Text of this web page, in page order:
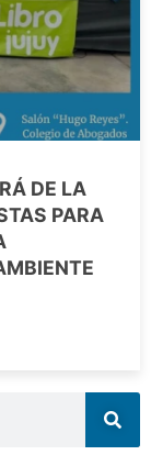
DE LA
PARA